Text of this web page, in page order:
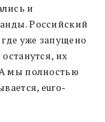
и
Российский
уже запущено
их
мы полностью
euro-